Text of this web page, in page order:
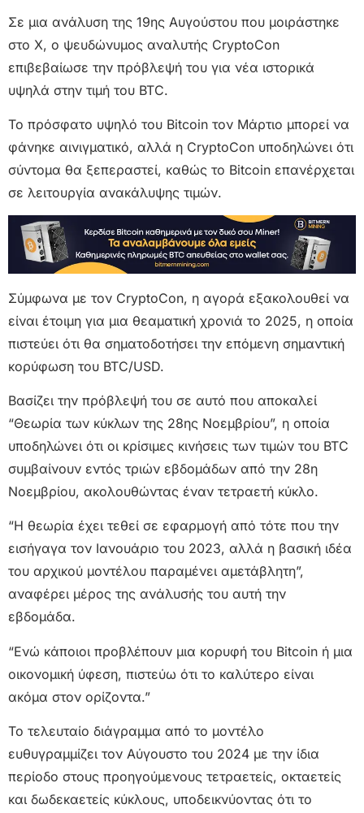
Σε μια ανάλυση της 19ης Αυγούστου που μοιράστηκε
στο X, ο ψευδώνυμος αναλυτής CryptoCon
επιβεβαίωσε την πρόβλεψή του για νέα ιστορικά
υψηλά στην τιμή του BTC.
Το πρόσφατο υψηλό του Bitcoin τον Μάρτιο μπορεί να
φάνηκε αινιγματικό, αλλά η CryptoCon υποδηλώνει ότι
σύντομα θα ξεπεραστεί, καθώς το Bitcoin επανέρχεται
σε λειτουργία ανακάλυψης τιμών.
Σύμφωνα με τον CryptoCon, η αγορά εξακολουθεί να
είναι έτοιμη για μια θεαματική χρονιά το 2025, η οποία
πιστεύει ότι θα σηματοδοτήσει την επόμενη σημαντική
κορύφωση του BTC/USD.
Βασίζει την πρόβλεψή του σε αυτό που αποκαλεί
“Θεωρία των κύκλων της 28ης Νοεμβρίου”, η οποία
υποδηλώνει ότι οι κρίσιμες κινήσεις των τιμών του BTC
συμβαίνουν εντός τριών εβδομάδων από την 28η
Νοεμβρίου, ακολουθώντας έναν τετραετή κύκλο.
“Η θεωρία έχει τεθεί σε εφαρμογή από τότε που την
εισήγαγα τον Ιανουάριο του 2023, αλλά η βασική ιδέα
του αρχικού μοντέλου παραμένει αμετάβλητη”,
αναφέρει μέρος της ανάλυσής του αυτή την
εβδομάδα.
“Ενώ κάποιοι προβλέπουν μια κορυφή του Bitcoin ή μια
οικονομική ύφεση, πιστεύω ότι το καλύτερο είναι
ακόμα στον ορίζοντα.”
Το τελευταίο διάγραμμα από το μοντέλο
ευθυγραμμίζει τον Αύγουστο του 2024 με την ίδια
περίοδο στους προηγούμενους τετραετείς, οκταετείς
και δωδεκαετείς κύκλους, υποδεικνύοντας ότι το